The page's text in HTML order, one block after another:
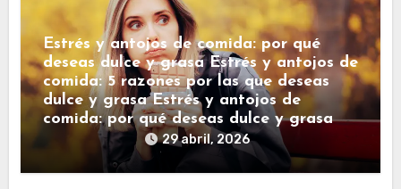
Estrés y antojos de comida: por qué
deseas dulce y grasa Estrés y antojos de
comida: 5 razones por las que deseas
dulce y grasa Estrés y antojos de
comida: por qué deseas dulce y grasa
29 abril, 2026